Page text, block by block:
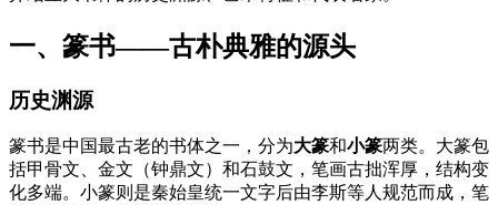
一、篆书——古朴典雅的源头
历史渊源
篆书是中国最古老的书体之一，分为大篆和小篆两类。大篆包
括甲骨文、金文（钟鼎文）和石鼓文，笔画古拙浑厚，结构变
化多端。小篆则是秦始皇统一文字后由李斯等人规范而成，笔